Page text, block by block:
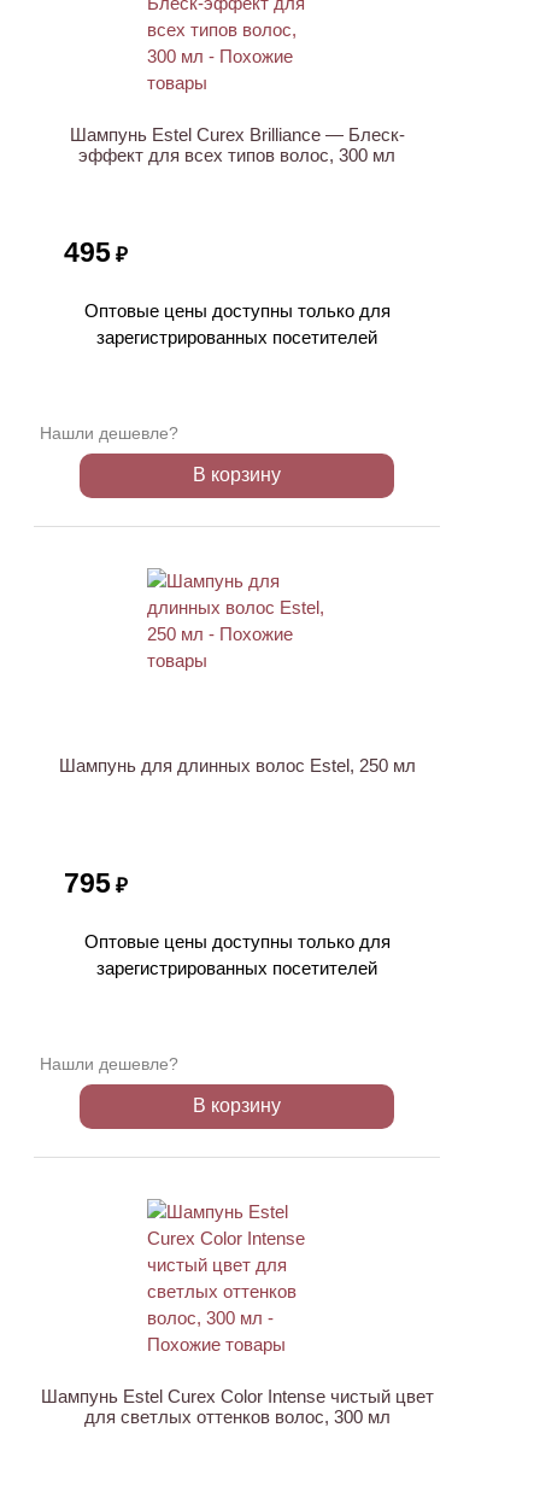
Шампунь Estel Curex Brilliance — Блеск-
эффект для всех типов волос, 300 мл
495 ₽
Оптовые цены доступны только для
зарегистрированных посетителей
Нашли дешевле?
В корзину
Шампунь для длинных волос Estel, 250 мл
795 ₽
Оптовые цены доступны только для
зарегистрированных посетителей
Нашли дешевле?
В корзину
Шампунь Estel Curex Color Intense чистый цвет
для светлых оттенков волос, 300 мл